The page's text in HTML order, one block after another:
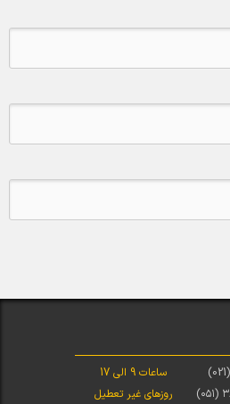
ساعات 9 الی 17
روزهای غیر تعطیل